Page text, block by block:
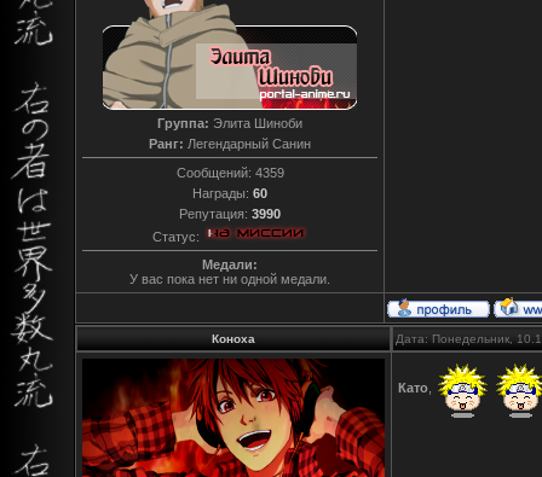
Группа: Элита Шиноби
Ранг: Легендарный Санин
Сообщений: 4359
Награды: 60
Репутация: 3990
Статус:
Медали:
У вас пока нет ни одной медали.
Коноха Дата: Понедельник,
Като